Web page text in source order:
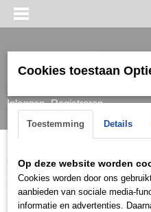
Inloggen Registreren
Home > > Trouwringen /
S018
Cookies toestaan
Toestemming Details
Op deze website worden
Cookies worden door ons
aanbieden van sociale media-
informatie en advertenties.